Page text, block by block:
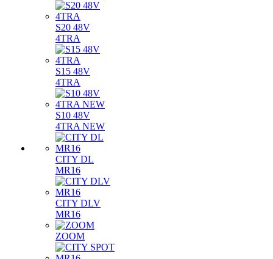
S20 48V
4TRA
S15 48V
4TRA
S10 48V
4TRA NEW
CITY DL
MR16
CITY DLV
MR16
ZOOM